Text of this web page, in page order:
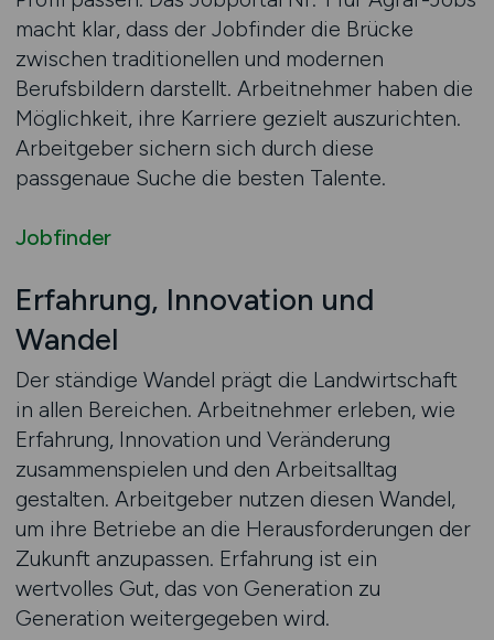
macht klar, dass der Jobfinder die Brücke
zwischen traditionellen und modernen
Berufsbildern darstellt. Arbeitnehmer haben die
Möglichkeit, ihre Karriere gezielt auszurichten.
Arbeitgeber sichern sich durch diese
passgenaue Suche die besten Talente.
Jobfinder
Erfahrung, Innovation und
Wandel
Der ständige Wandel prägt die Landwirtschaft
in allen Bereichen. Arbeitnehmer erleben, wie
Erfahrung, Innovation und Veränderung
zusammenspielen und den Arbeitsalltag
gestalten. Arbeitgeber nutzen diesen Wandel,
um ihre Betriebe an die Herausforderungen der
Zukunft anzupassen. Erfahrung ist ein
wertvolles Gut, das von Generation zu
Generation weitergegeben wird.